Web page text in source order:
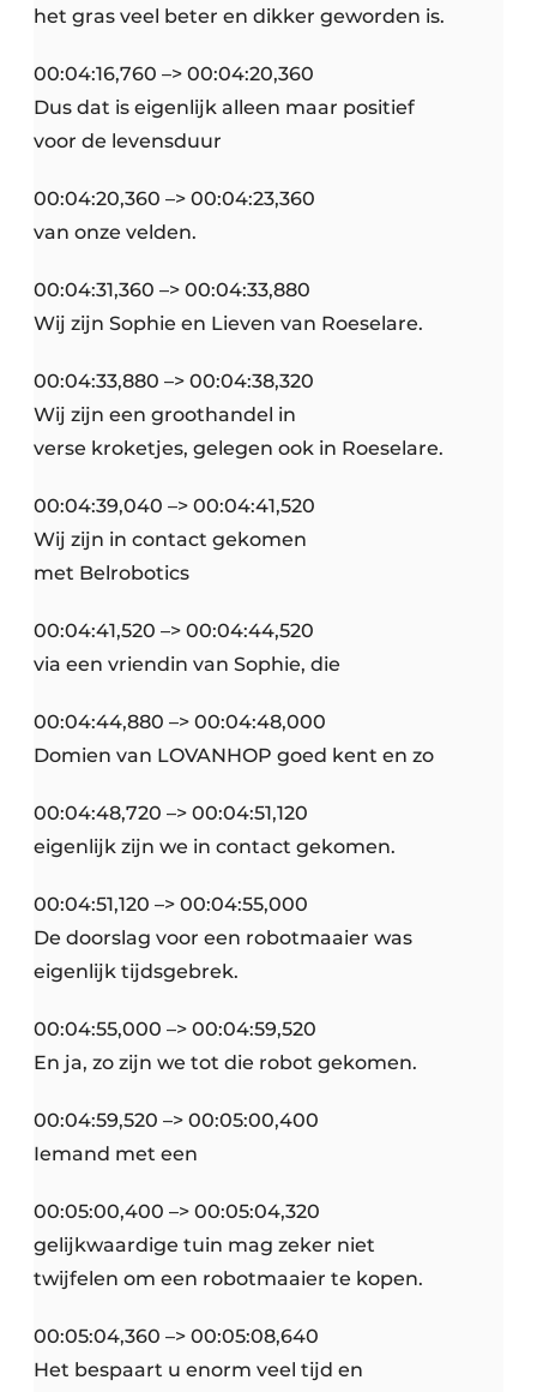
het gras veel beter en dikker geworden is.
00:04:16,760 –> 00:04:20,360
Dus dat is eigenlijk alleen maar positief
voor de levensduur
00:04:20,360 –> 00:04:23,360
van onze velden.
00:04:31,360 –> 00:04:33,880
Wij zijn Sophie en Lieven van Roeselare.
00:04:33,880 –> 00:04:38,320
Wij zijn een groothandel in
verse kroketjes, gelegen ook in Roeselare.
00:04:39,040 –> 00:04:41,520
Wij zijn in contact gekomen
met Belrobotics
00:04:41,520 –> 00:04:44,520
via een vriendin van Sophie, die
00:04:44,880 –> 00:04:48,000
Domien van LOVANHOP goed kent en zo
00:04:48,720 –> 00:04:51,120
eigenlijk zijn we in contact gekomen.
00:04:51,120 –> 00:04:55,000
De doorslag voor een robotmaaier was
eigenlijk tijdsgebrek.
00:04:55,000 –> 00:04:59,520
En ja, zo zijn we tot die robot gekomen.
00:04:59,520 –> 00:05:00,400
Iemand met een
00:05:00,400 –> 00:05:04,320
gelijkwaardige tuin mag zeker niet
twijfelen om een robotmaaier te kopen.
00:05:04,360 –> 00:05:08,640
Het bespaart u enorm veel tijd en